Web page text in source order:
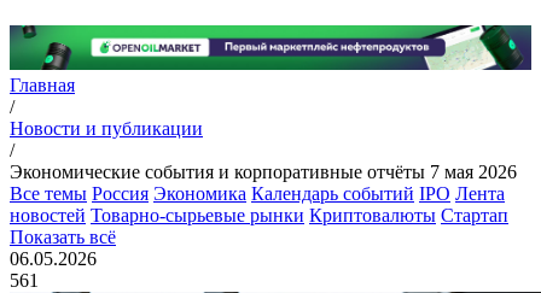
Главная
/
Новости и публикации
/
Экономические события и корпоративные отчёты 7 мая 2026
Все темы Россия Экономика Календарь событий IPO Лента
новостей Товарно-сырьевые рынки Криптовалюты Стартап
Показать всё
06.05.2026
561